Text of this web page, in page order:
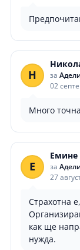
Н за
02
Много
Е
Емине
за
27
Страхотна
как ще
нужда.